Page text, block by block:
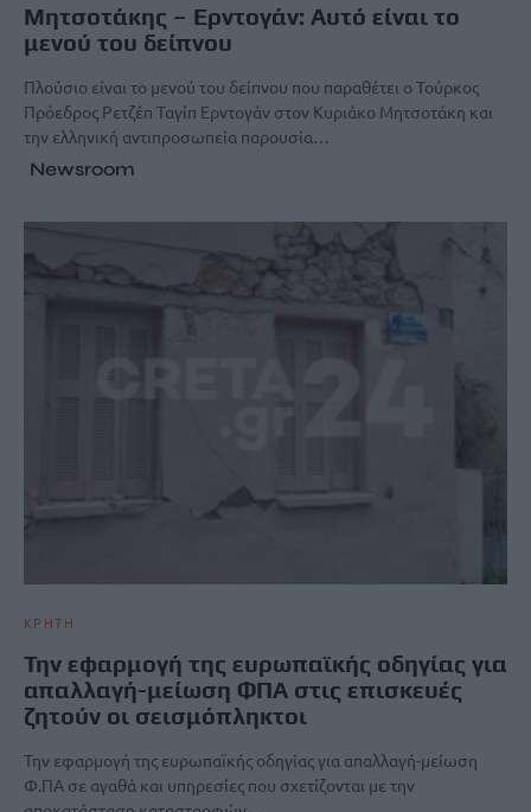
Μητσοτάκης – Ερντογάν: Αυτό είναι το
μενού του δείπνου
Πλούσιο είναι το μενού του δείπνου που παραθέτει ο Τούρκος
Πρόεδρος Ρετζέπ Ταγίπ Ερντογάν στον Κυριάκο Μητσοτάκη και
την ελληνική αντιπροσωπεία παρουσία…
Newsroom
ΚΡΗΤΗ
Την εφαρμογή της ευρωπαϊκής οδηγίας για
απαλλαγή-μείωση ΦΠΑ στις επισκευές
ζητούν οι σεισμόπληκτοι
Την εφαρμογή της ευρωπαϊκής οδηγίας για απαλλαγή-μείωση
Φ.ΠΑ σε αγαθά και υπηρεσίες που σχετίζονται με την